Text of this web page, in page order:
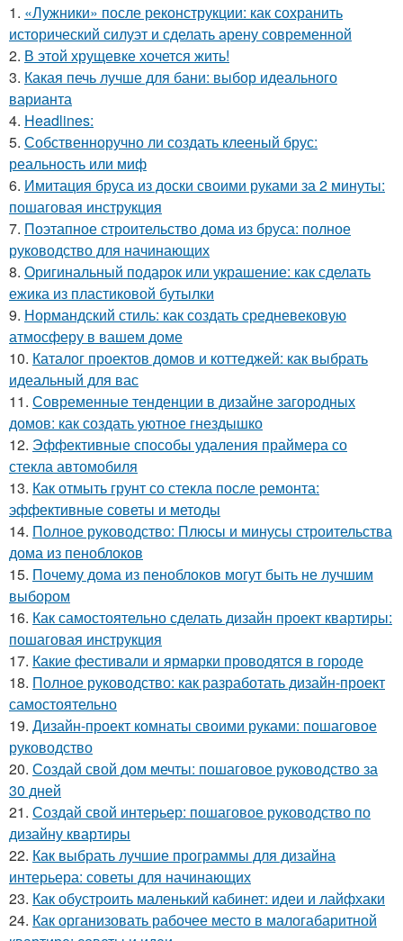
1. «Лужники» после реконструкции: как сохранить
исторический силуэт и сделать арену современной
2. В этой хрущевке хочется жить!
3. Какая печь лучше для бани: выбор идеального
варианта
4. Headlines:
5. Собственноручно ли создать клееный брус:
реальность или миф
6. Имитация бруса из доски своими руками за 2 минуты:
пошаговая инструкция
7. Поэтапное строительство дома из бруса: полное
руководство для начинающих
8. Оригинальный подарок или украшение: как сделать
ежика из пластиковой бутылки
9. Нормандский стиль: как создать средневековую
атмосферу в вашем доме
10. Каталог проектов домов и коттеджей: как выбрать
идеальный для вас
11. Современные тенденции в дизайне загородных
домов: как создать уютное гнездышко
12. Эффективные способы удаления праймера со
стекла автомобиля
13. Как отмыть грунт со стекла после ремонта:
эффективные советы и методы
14. Полное руководство: Плюсы и минусы строительства
дома из пеноблоков
15. Почему дома из пеноблоков могут быть не лучшим
выбором
16. Как самостоятельно сделать дизайн проект квартиры:
пошаговая инструкция
17. Какие фестивали и ярмарки проводятся в городе
18. Полное руководство: как разработать дизайн-проект
самостоятельно
19. Дизайн-проект комнаты своими руками: пошаговое
руководство
20. Создай свой дом мечты: пошаговое руководство за
30 дней
21. Создай свой интерьер: пошаговое руководство по
дизайну квартиры
22. Как выбрать лучшие программы для дизайна
интерьера: советы для начинающих
23. Как обустроить маленький кабинет: идеи и лайфхаки
24. Как организовать рабочее место в малогабаритной